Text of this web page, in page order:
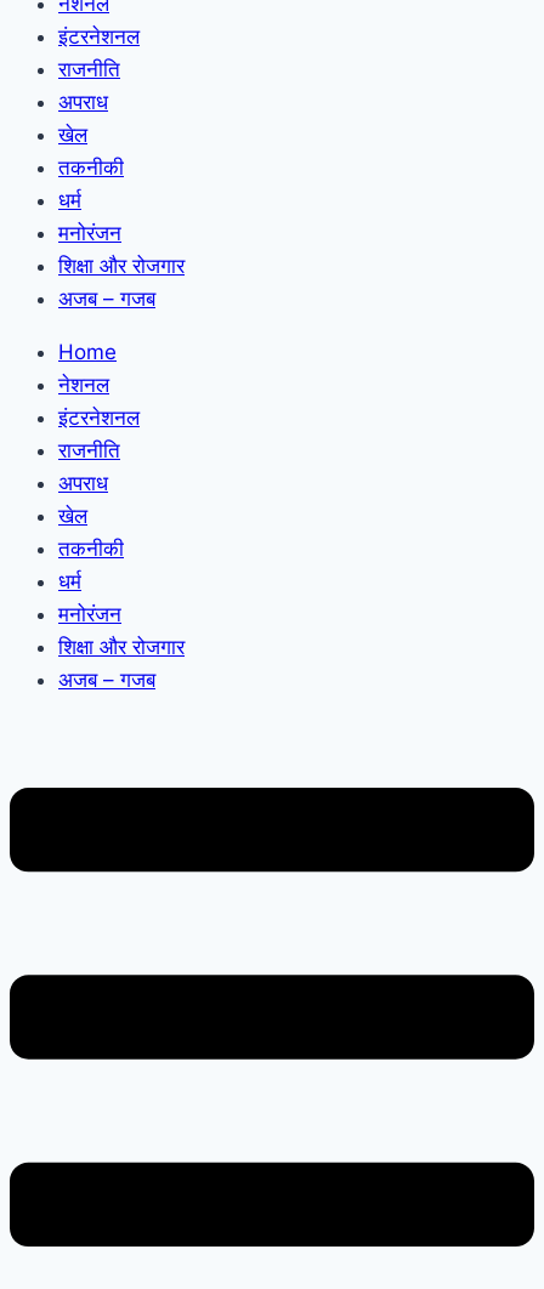
इंटरनेशनल
राजनीति
अपराध
खेल
तकनीकी
धर्म
मनोरंजन
शिक्षा और रोजगार
अजब – गजब
Home
नेशनल
इंटरनेशनल
राजनीति
अपराध
खेल
तकनीकी
धर्म
मनोरंजन
शिक्षा और रोजगार
अजब – गजब